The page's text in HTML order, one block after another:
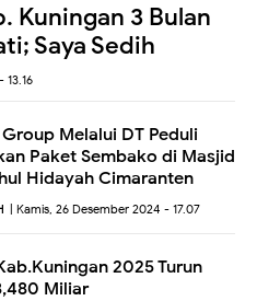
Kuningan 3 Bulan
Saya Sedih
Melalui DT Peduli
Paket Sembako di Masjid
Hidayah Cimaranten
| Kamis, 26 Desember 2024 - 17.07
2025 Turun
Miliar